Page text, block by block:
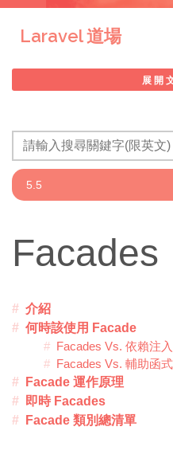
Laravel 道場
展開
Facades
介紹
何時該使用 Facade
Facades Vs. 依賴注入
Facades Vs. 輔助函式
Facade 運作原理
即時 Facades
Facade 類別總清單